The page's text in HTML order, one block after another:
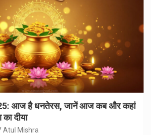
आज है धनतेरस, जानें आज कब और कहां
दीया
Atul Mishra